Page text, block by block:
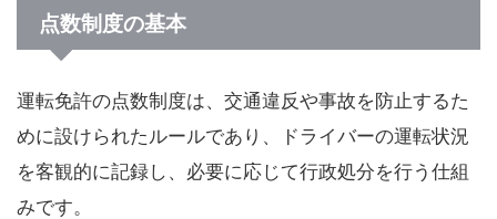
点数制度の基本
運転免許の点数制度は、交通違反や事故を防止するた
めに設けられたルールであり、ドライバーの運転状況
を客観的に記録し、必要に応じて行政処分を行う仕組
みです。